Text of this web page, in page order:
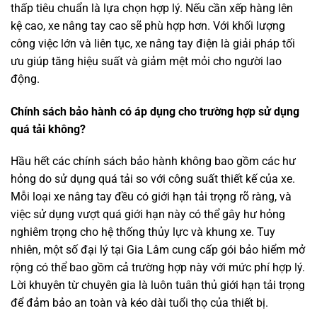
thấp tiêu chuẩn là lựa chọn hợp lý. Nếu cần xếp hàng lên
kệ cao, xe nâng tay cao sẽ phù hợp hơn. Với khối lượng
công việc lớn và liên tục, xe nâng tay điện là giải pháp tối
ưu giúp tăng hiệu suất và giảm mệt mỏi cho người lao
động.
Chính sách bảo hành có áp dụng cho trường hợp sử dụng
quá tải không?
Hầu hết các chính sách bảo hành không bao gồm các hư
hỏng do sử dụng quá tải so với công suất thiết kế của xe.
Mỗi loại xe nâng tay đều có giới hạn tải trọng rõ ràng, và
việc sử dụng vượt quá giới hạn này có thể gây hư hỏng
nghiêm trọng cho hệ thống thủy lực và khung xe. Tuy
nhiên, một số đại lý tại Gia Lâm cung cấp gói bảo hiểm mở
rộng có thể bao gồm cả trường hợp này với mức phí hợp lý.
Lời khuyên từ chuyên gia là luôn tuân thủ giới hạn tải trọng
để đảm bảo an toàn và kéo dài tuổi thọ của thiết bị.